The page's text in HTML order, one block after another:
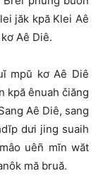
jăk kpă Klei Aê
Aê Diê.
mpŭ kơ Aê Diê
kpă ênuah čiăng
Aê Diê, sang
dưi jing suaih
uêñ mĭn wăt
mă bruă.